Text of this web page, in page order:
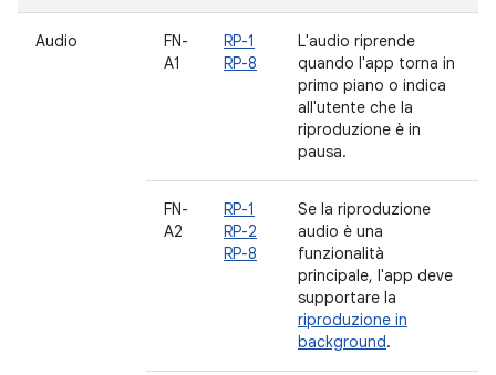
Audio
FN-
A1
RP-1
RP-8
L'audio riprende
quando l'app torna in
primo piano o indica
all'utente che la
riproduzione è in
pausa.
FN-
A2
RP-1
RP-2
RP-8
Se la riproduzione
audio è una
funzionalità
principale, l'app deve
supportare la
riproduzione in
background.